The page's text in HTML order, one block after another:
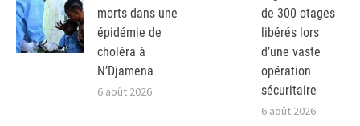
morts dans une
épidémie de
choléra à
N’Djamena
6 août 2026
de 300 otages
libérés lors
d’une vaste
opération
sécuritaire
6 août 2026